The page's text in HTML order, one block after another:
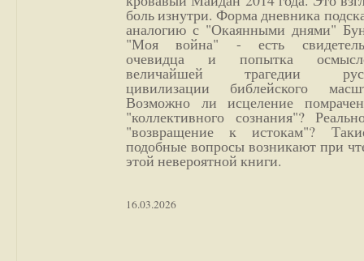
боль изнутри. Форма дневника
аналогию с "Окаянными днями"
"Моя война" - есть
очевидца и попытка
величайшей трагедии
цивилизации библейского
Возможно ли исцеление
"коллективного сознания"?
"возвращение к истокам"?
подобные вопросы возникают при
этой невероятной книги.
16.03.2026